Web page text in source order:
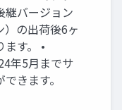
継バージョン
）の出荷後6ヶ
す。 •
年5⽉までサ
きます。